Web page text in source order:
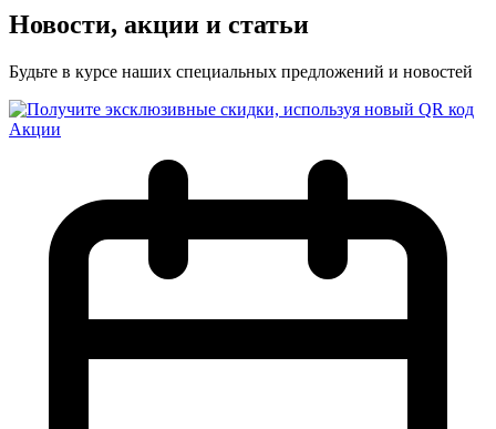
Новости, акции и статьи
Будьте в курсе наших специальных предложений и новостей
Акции